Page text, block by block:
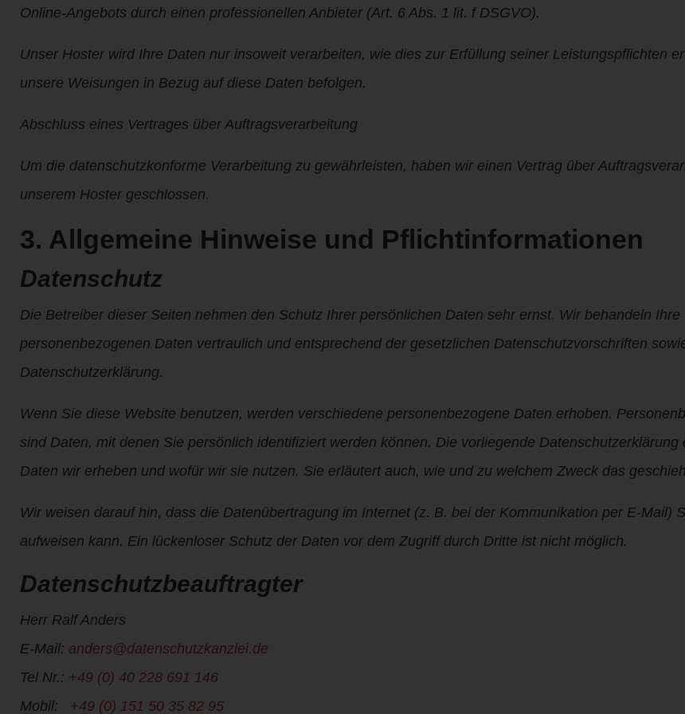
Online-Angebots durch einen professionellen Anbieter (Art. 6 Abs. 1 lit. f DSGVO).
Unser Hoster wird Ihre Daten nur insoweit verarbeiten, wie dies zur Erfüllung seiner Leistungspflichten
unsere Weisungen in Bezug auf diese Daten befolgen.
Abschluss eines Vertrages über Auftragsverarbeitung
Um die datenschutzkonforme Verarbeitung zu gewährleisten, haben wir einen Vertrag über
unserem Hoster geschlossen.
3. Allgemeine Hinweise und Pflichtinformationen
Datenschutz
Die Betreiber dieser Seiten nehmen den Schutz Ihrer persönlichen Daten sehr ernst. Wir behandeln Ihre
personenbezogenen Daten vertraulich und entsprechend der gesetzlichen Datenschutzvorschriften
Datenschutzerklärung.
Wenn Sie diese Website benutzen, werden verschiedene personenbezogene Daten erhoben.
sind Daten, mit denen Sie persönlich identifiziert werden können. Die vorliegende Datenschutzerklärung
Daten wir erheben und wofür wir sie nutzen. Sie erläutert auch, wie und zu welchem Zweck das
Wir weisen darauf hin, dass die Datenübertragung im Internet (z. B. bei der Kommunikation per E-Mail)
aufweisen kann. Ein lückenloser Schutz der Daten vor dem Zugriff durch Dritte ist nicht möglich.
Datenschutzbeauftragter
Herr Ralf Anders
E-Mail: anders@datenschutzkanzlei.de
Tel Nr.: +49 (0) 40 228 691 146
Mobil: +49 (0) 151 50 35 82 95